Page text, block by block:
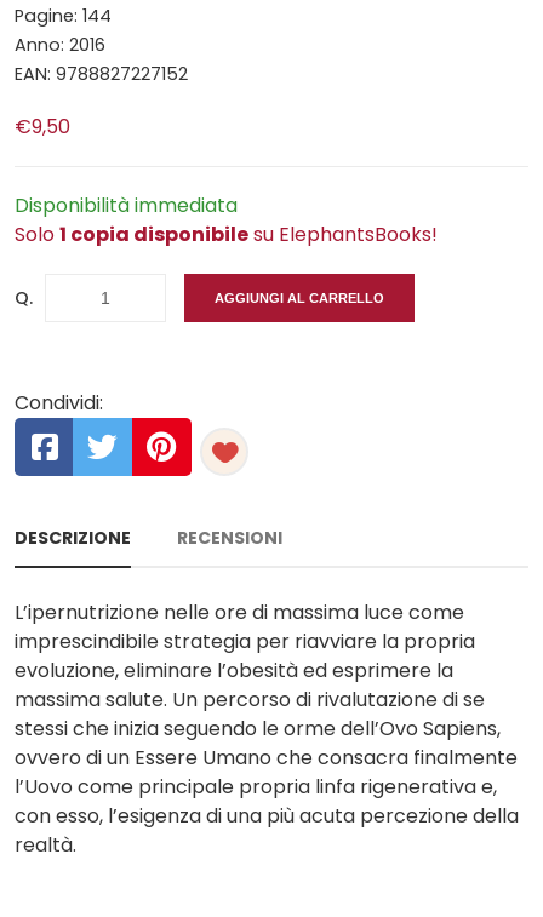
Pagine: 144
Anno: 2016
EAN: 9788827227152
€9,50
Disponibilità immediata
Solo1 copia disponibilesu ElephantsBooks!
Q. AGGIUNGI AL CARRELLO
Condividi:
DESCRIZIONE RECENSIONI
L’ipernutrizione nelle ore di massima luce come
imprescindibile strategia per riavviare la propria
evoluzione, eliminare l’obesità ed esprimere la
massima salute. Un percorso di rivalutazione di se
stessi che inizia seguendo le orme dell’Ovo Sapiens,
ovvero di un Essere Umano che consacra finalmente
l’Uovo come principale propria linfa rigenerativa e,
con esso, l’esigenza di una più acuta percezione della
realtà.